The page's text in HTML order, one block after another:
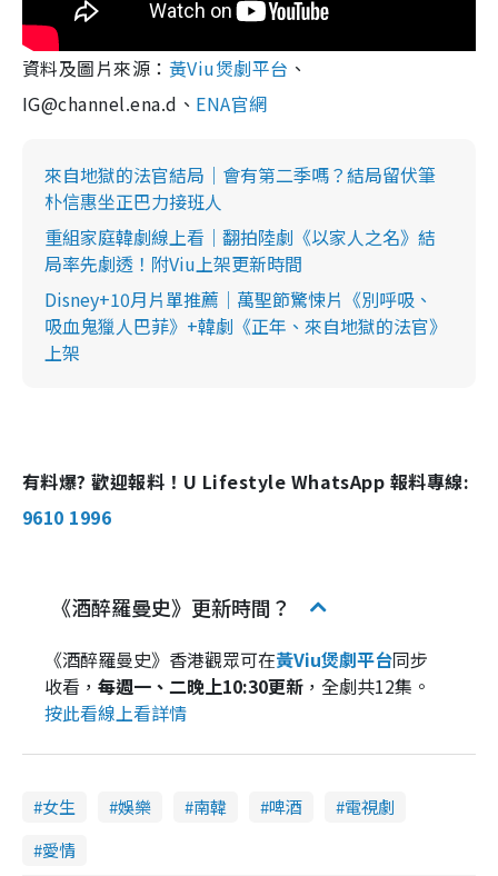
資料及圖片來源： 黃Viu煲劇平台 、
IG@channel.ena.d、 ENA官網
來自地獄的法官結局｜會有第二季嗎？結局留伏筆
朴信惠坐正巴力接班人
重組家庭韓劇線上看｜翻拍陸劇《以家人之名》結
局率先劇透！附Viu上架更新時間
Disney+10月片單推薦│萬聖節驚悚片《別呼吸、
吸血鬼獵人巴菲》+韓劇《正年、來自地獄的法官》
上架
有料爆? 歡迎報料！U Lifestyle WhatsApp 報料專線:
9610 1996
《酒醉羅曼史》更新時間？
《酒醉羅曼史》香港觀眾可在黃Viu煲劇平台同步
收看， 每週一、二晚上10:30更新 ，全劇共12集。
按此看線上看詳情
女生 娛樂 南韓 啤酒
電視劇
愛情